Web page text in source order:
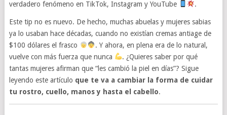
verdadero fenómeno en TikTok, Instagram y YouTube
.
Este tip no es nuevo. De hecho, muchas abuelas y mujeres sabias
ya lo usaban hace décadas, cuando no existían cremas antiage de
$100 dólares el frasco
. Y ahora, en plena era de lo natural,
vuelve con más fuerza que nunca
. ¿Quieres saber por qué
tantas mujeres afirman que “les cambió la piel en días”? Sigue
leyendo este artículo que te va a cambiar la forma de cuidar
tu rostro, cuello, manos y hasta el cabello.